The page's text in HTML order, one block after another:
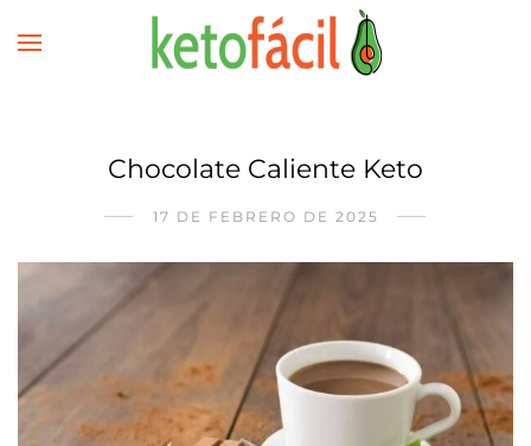
Chocolate Caliente Keto
17 DE FEBRERO DE 2025